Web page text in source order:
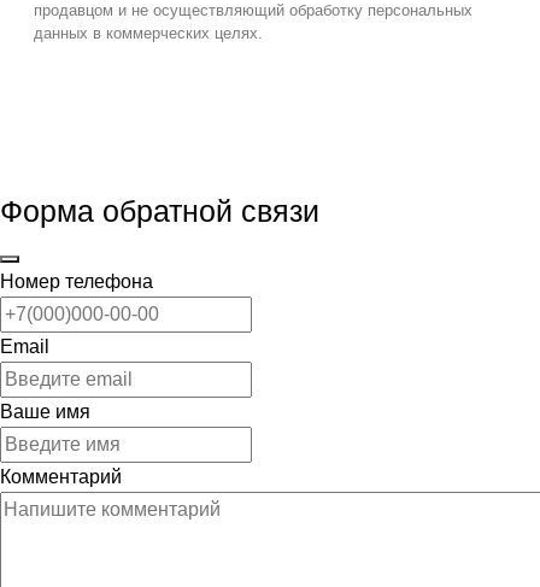
продавцом и не осуществляющий обработку персональных
данных в коммерческих целях.
Форма обратной связи
Номер телефона
Email
Ваше имя
Комментарий